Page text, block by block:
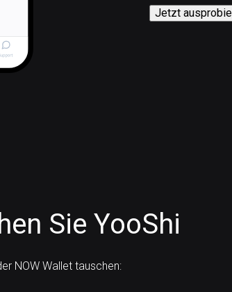
Jetzt
Sie YooShi
NOW Wallet tauschen: